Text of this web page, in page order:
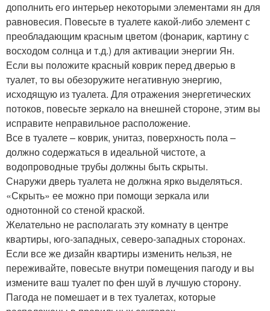
дополнить его интерьер некоторыми элементами ян для
равновесия. Повесьте в туалете какой-либо элемент с
преобладающим красным цветом (фонарик, картину с
восходом солнца и т.д.) для активации энергии Ян.
Если вы положите красный коврик перед дверью в
туалет, то вы обезоружите негативную энергию,
исходящую из туалета. Для отражения энергетических
потоков, повесьте зеркало на внешней стороне, этим вы
исправите неправильное расположение.
Все в туалете – коврик, унитаз, поверхность пола –
должно содержаться в идеальной чистоте, а
водопроводные трубы должны быть скрыты.
Снаружи дверь туалета не должна ярко выделяться.
«Скрыть» ее можно при помощи зеркала или
однотонной со стеной краской.
Желательно не располагать эту комнату в центре
квартиры, юго-западных, северо-западных сторонах.
Если все же дизайн квартиры изменить нельзя, не
переживайте, повесьте внутри помещения пагоду и вы
измените ваш туалет по фен шуй в лучшую сторону.
Пагода не помешает и в тех туалетах, которые